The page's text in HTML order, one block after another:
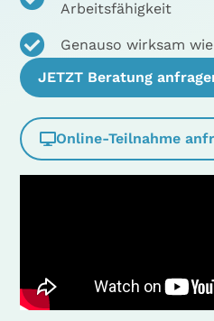
Arbeitsfähigkeit
Genauso wirksam
JETZT Beratung
Online-Teilnahme